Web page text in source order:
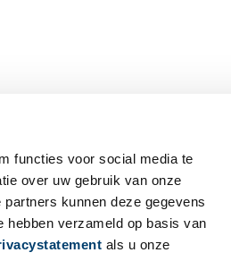
functies voor social media te
over uw gebruik van onze
kunnen deze gegevens
hebben verzameld op basis van
als u onze